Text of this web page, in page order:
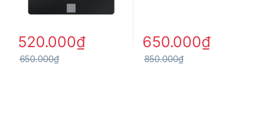
Tình trạng Hàng mới 100% – Brand New
520.000₫
650.000₫
650.000₫
850.000₫